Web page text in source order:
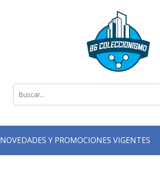
NOVEDADES Y PROMOCIONES VIGENTES